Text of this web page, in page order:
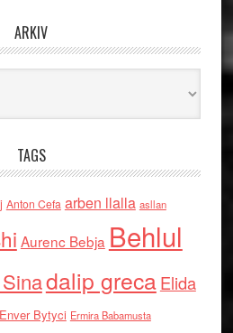
ARKIV
TAGS
Anton Cefa arben llalla asllan
Aurenc Bebja Behlul
dalip grecaElida
Enver Bytyci Ermira Babamusta